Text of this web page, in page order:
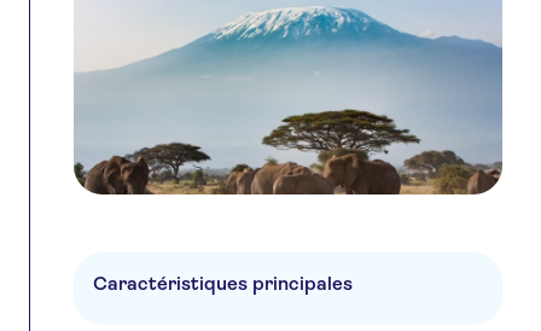
Caractéristiques principales